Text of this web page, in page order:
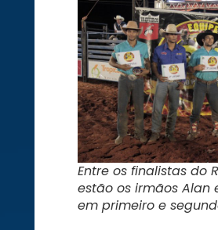
Entre os finalistas do
estão os irmãos Alan
em primeiro e